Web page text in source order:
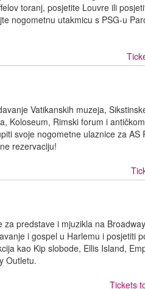
toranj, posjetite Louvre ili
nogometnu utakmicu s PSG-u
Vatikanskih muzeja,
Koloseum, Rimski forum i
svoje nogometne ulaznice za AS
rezervaciju!
za predstave i mjuzikla na
i gospel u Harlemu i posjetiti
kao Kip slobode, Ellis Island,
Outletu.
Tickets